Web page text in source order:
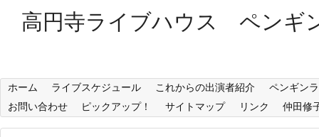
高円寺ライブハウス ペンギ
ホーム ライブスケジュール これからの出演者紹介
ペンギン
お問い合わせ
ピックアップ！ サイトマップ リンク 仲田修